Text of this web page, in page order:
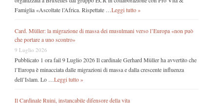
Famiglia «Ascoltate l’Africa. Rispettate … Leggi tutto »
Card. Müller: la migrazione di massa dei musulmani verso l’Europa «non può
che portare a uno scontro»
9 Luglio 2026
Pubblicato 1 ora fail 9 Luglio 2026 Il cardinale Gerhard Müller ha avvertito che
l’Europa è minacciata dalle migrazioni di massa e dalla crescente influenza
dell’Islam. Lo … Leggi tutto »
Il Cardinale Ruini, instancabile difensore della vita